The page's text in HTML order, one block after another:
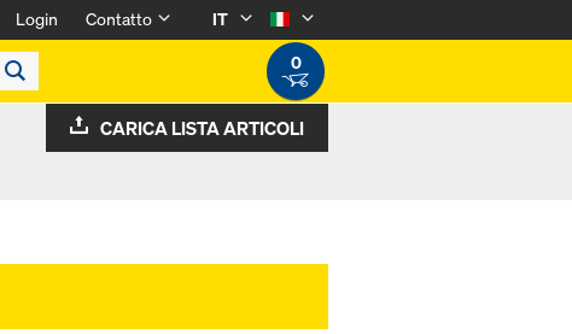
Login Contatto
IT
0
CARICA LISTA ARTICOLI